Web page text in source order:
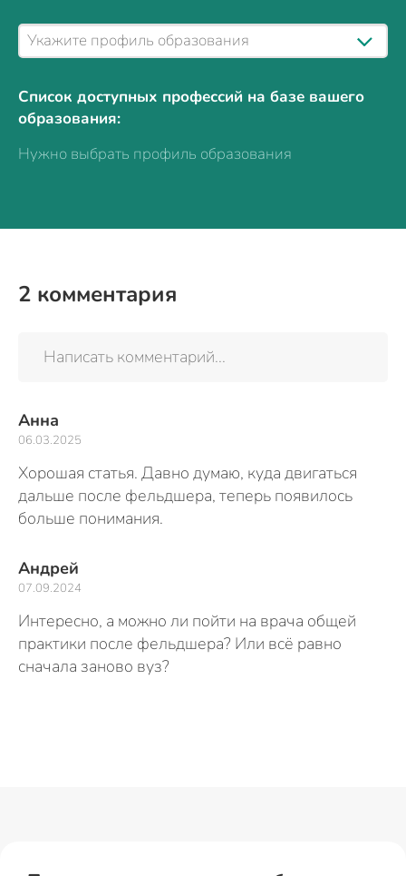
Список доступных профессий на базе вашего
образования:
Нужно выбрать профиль образования
2 комментария
Написать комментарий...
Анна
06.03.2025
Хорошая статья. Давно думаю, куда двигаться
дальше после фельдшера, теперь появилось
больше понимания.
Андрей
07.09.2024
Интересно, а можно ли пойти на врача общей
практики после фельдшера? Или всё равно
сначала заново вуз?